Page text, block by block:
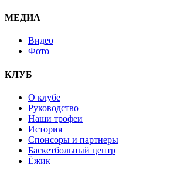
МЕДИА
Видео
Фото
КЛУБ
О клубе
Руководство
Наши трофеи
История
Спонсоры и партнеры
Баскетбольный центр
Ёжик